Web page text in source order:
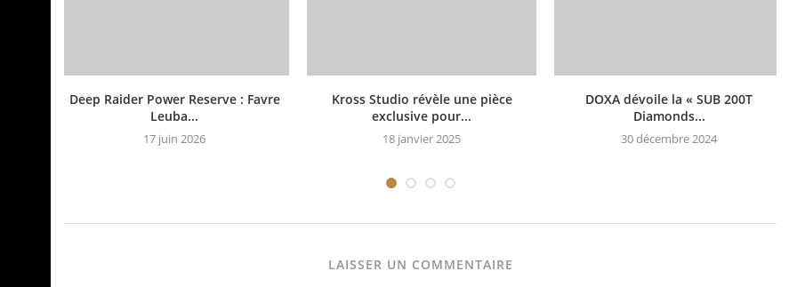
Deep Raider Power Reserve : Favre
Leuba...
17 juin 2026
Kross Studio révèle une pièce
exclusive pour...
18 janvier 2025
DOXA dévoile la « SUB 200T
Diamonds...
30 décembre 2024
LAISSER UN COMMENTAIRE